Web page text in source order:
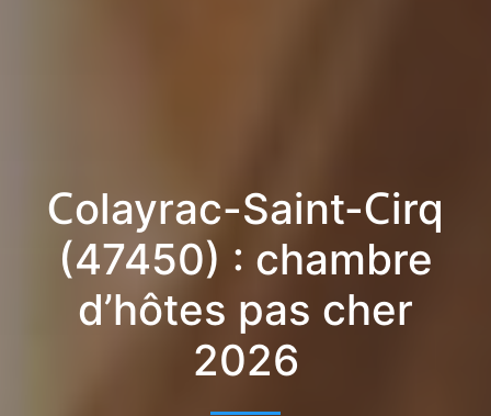
Colayrac-Saint-Cirq
(47450) : chambre
d’hôtes pas cher
2026